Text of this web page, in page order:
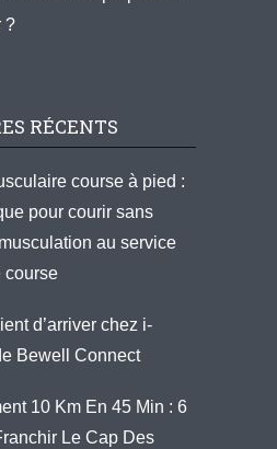
?
RÉCENTS
course à pied :
pour courir sans
au service
course
d’arriver chez i-
Bewell Connect
10 Km En 45 Min : 6
Le Cap Des